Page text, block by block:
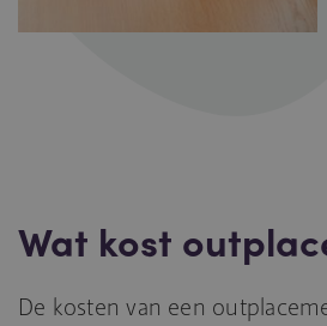
Wat kost
De kosten van een